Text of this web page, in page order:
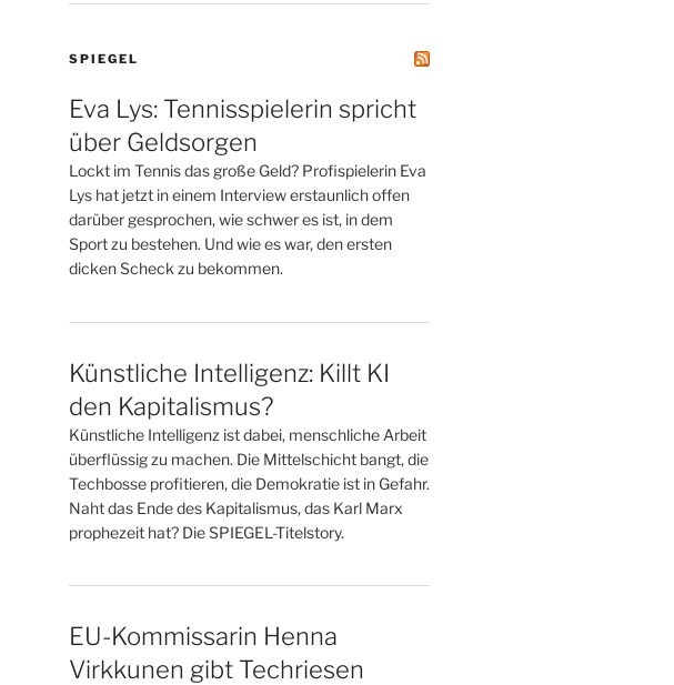
SPIEGEL
Eva Lys: Tennisspielerin spricht
über Geldsorgen
Lockt im Tennis das große Geld? Profispielerin Eva
Lys hat jetzt in einem Interview erstaunlich offen
darüber gesprochen, wie schwer es ist, in dem
Sport zu bestehen. Und wie es war, den ersten
dicken Scheck zu bekommen.
Künstliche Intelligenz: Killt KI
den Kapitalismus?
Künstliche Intelligenz ist dabei, menschliche Arbeit
überflüssig zu machen. Die Mittelschicht bangt, die
Techbosse profitieren, die Demokratie ist in Gefahr.
Naht das Ende des Kapitalismus, das Karl Marx
prophezeit hat? Die SPIEGEL-Titelstory.
EU-Kommissarin Henna
Virkkunen gibt Techriesen